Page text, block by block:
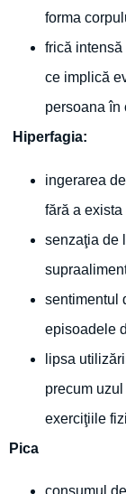
forma
frică intensă
ce implică
persoana în
Hiperfagia:
ingerarea
fără a
senzaţia de
sentimentul
episoadele
lipsa
precum
exerciţiile
Pica
consumul